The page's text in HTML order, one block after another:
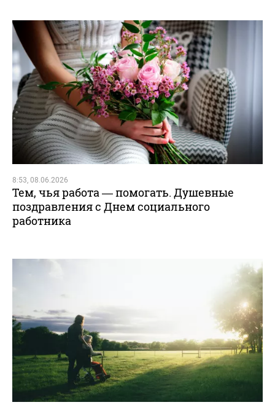
8:53, 08.06.2026
Тем, чья работа — помогать. Душевные
поздравления с Днем социального
работника